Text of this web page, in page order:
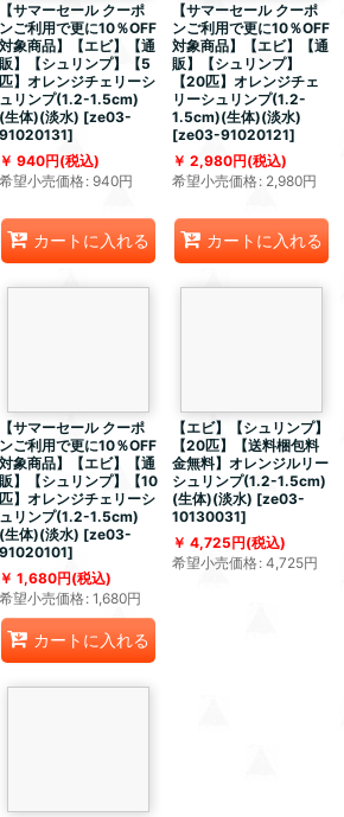
【サマーセール クーポ
ンご利用で更に10％OFF
対象商品】【エビ】【通
販】【シュリンプ】【5
匹】オレンジチェリーシ
ュリンプ(1.2-1.5cm)
(生体)(淡水) [ze03-
91020131]
940円(税込)
希望小売価格: 940円
カートに入れる
【サマーセール クーポ
ンご利用で更に10％OFF
対象商品】【エビ】【通
販】【シュリンプ】
【20匹】オレンジチェ
リーシュリンプ(1.2-
1.5cm)(生体)(淡水)
[ze03-91020121]
2,980円(税込)
希望小売価格: 2,980円
カートに入れる
【サマーセール クーポ
ンご利用で更に10％OFF
対象商品】【エビ】【通
販】【シュリンプ】【10
匹】オレンジチェリーシ
ュリンプ(1.2-1.5cm)
(生体)(淡水) [ze03-
91020101]
1,680円(税込)
希望小売価格: 1,680円
カートに入れる
【エビ】【シュリンプ】
【20匹】【送料梱包料
金無料】オレンジルリー
シュリンプ(1.2-1.5cm)
(生体)(淡水) [ze03-
10130031]
4,725円(税込)
希望小売価格: 4,725円